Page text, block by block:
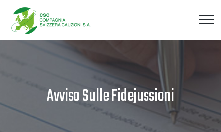
Avviso Sulle Fidejussioni